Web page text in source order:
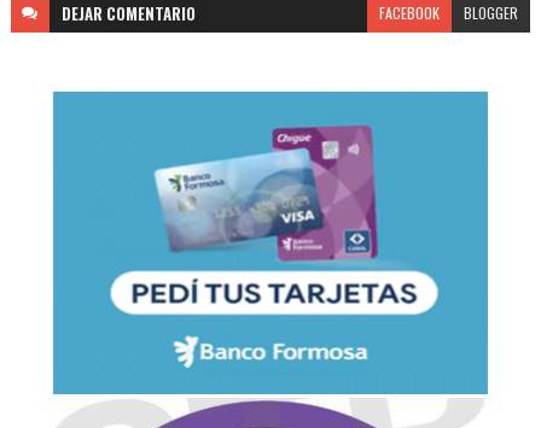
DEJAR COMENTARIO FACEBOOK BLOGGER